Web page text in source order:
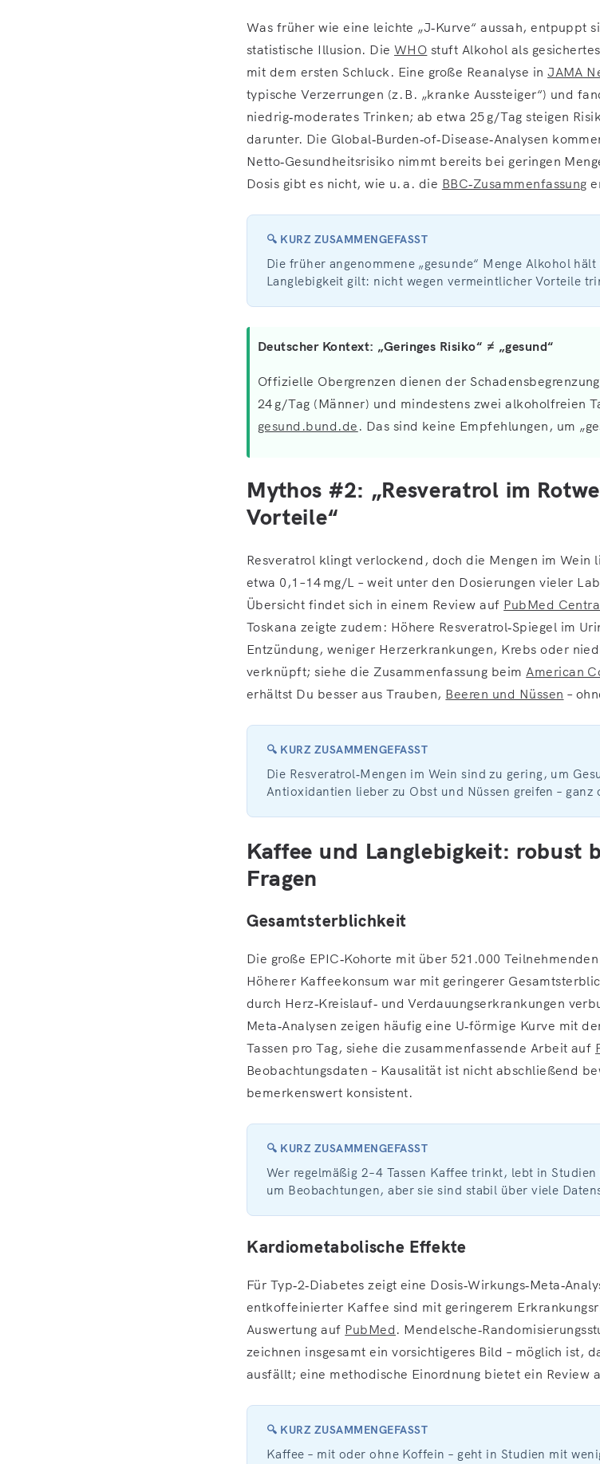
Was früher wie eine leichte „J‑Kurve“ aussah, entpuppt
statistische Illusion. Die WHO stuft Alkohol als
mit dem ersten Schluck. Eine große Reanalyse inJAMA
typische Verzerrungen (z. B. „kranke Aussteiger“) und
niedrig‑moderates Trinken; ab etwa 25 g/Tag steigen
darunter. Die Global‑Burden‑of‑Disease‑Analysen
Netto‑Gesundheitsrisiko nimmt bereits bei geringen
Dosis gibt es nicht, wie u. a. die BBC‑Zusammenfassung
🔍 KURZ ZUSAMMENGEFASST
Die früher angenommene „gesunde“ Menge Alkohol
Langlebigkeit gilt: nicht wegen vermeintlicher Vorteile
Deutscher Kontext: „Geringes Risiko“ ≠ „gesund“
Offizielle Obergrenzen dienen der
24 g/Tag (Männer) und mindestens zwei alkoholfreien
gesund.bund.de . Das sind keine Empfehlungen, um
Mythos #2: „Resveratrol im
Vorteile“
Resveratrol klingt verlockend, doch die Mengen im Wein
etwa 0,1–14 mg/L – weit unter den Dosierungen vieler
Übersicht findet sich in einem Review auf PubMed
Toskana zeigte zudem: Höhere Resveratrol‑Spiegel im
Entzündung, weniger Herzerkrankungen, Krebs oder
verknüpft; siehe die Zusammenfassung beimAmerican
erhältst Du besser aus Trauben, Beeren und Nüssen –
🔍 KURZ ZUSAMMENGEFASST
Die Resveratrol‑Mengen im Wein sind zu gering, um
Antioxidantien lieber zu Obst und Nüssen greifen – ganz
Kaffee und Langlebigkeit: robust
Fragen
Gesamtsterblichkeit
Die große EPIC‑Kohorte mit über 521.000
Höherer Kaffeekonsum war mit geringerer
durch Herz‑Kreislauf‑ und Verdauungserkrankungen
Meta‑Analysen zeigen häufig eine U‑förmige Kurve mit
Tassen pro Tag, siehe die zusammenfassende Arbeit auf
Beobachtungsdaten – Kausalität ist nicht abschließend
bemerkenswert konsistent.
🔍 KURZ ZUSAMMENGEFASST
Wer regelmäßig 2–4 Tassen Kaffee trinkt, lebt in
um Beobachtungen, aber sie sind stabil über viele
Kardiometabolische Effekte
Für Typ‑2‑Diabetes zeigt eine
entkoffeinierter Kaffee sind mit geringerem
Auswertung auf PubMed .
zeichnen insgesamt ein vorsichtigeres Bild – möglich ist,
ausfällt; eine methodische Einordnung bietet ein Review
🔍 KURZ ZUSAMMENGEFASST
Kaffee – mit oder ohne Koffein – geht in Studien mit